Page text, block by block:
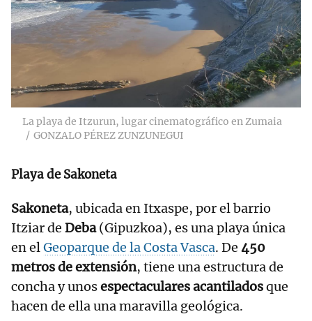
La playa de Itzurun, lugar cinematográfico en Zumaia
GONZALO PÉREZ ZUNZUNEGUI
Playa de Sakoneta
Sakoneta, ubicada en Itxaspe, por el barrio
Itziar de Deba(Gipuzkoa), es una playa única
en elGeoparque de la Costa Vasca. De 450
metros de extensión, tiene una estructura de
concha y unosespectaculares acantiladosque
hacen de ella una maravilla geológica.